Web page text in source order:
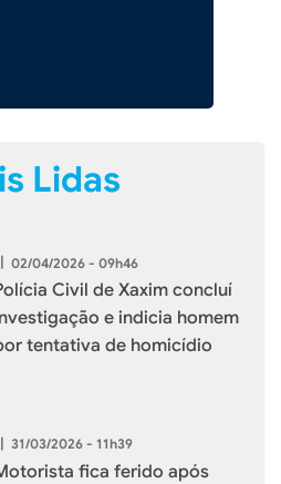
Lidas
02/04/2026 - 09h46
Civil de Xaxim concluí
e indicia homem
tentativa de homicídio
| 31/03/2026 - 11h39
fica ferido após